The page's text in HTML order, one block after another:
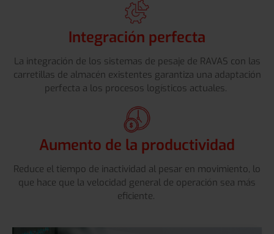
Integración perfecta
La integración de los sistemas de pesaje de RAVAS con las
carretillas de almacén existentes garantiza una adaptación
perfecta a los procesos logísticos actuales.
Aumento de la productividad
Reduce el tiempo de inactividad al pesar en movimiento, lo
que hace que la velocidad general de operación sea más
eficiente.